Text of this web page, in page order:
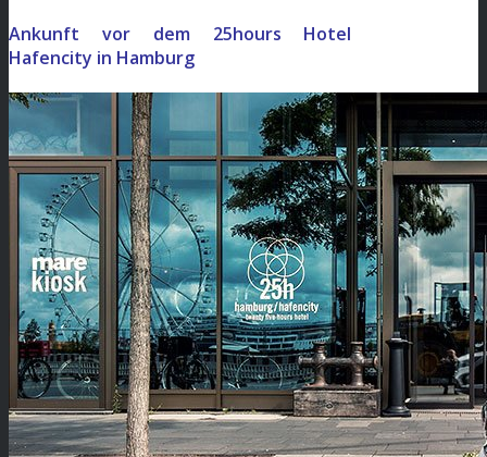
Ankunft vor dem 25hours Hotel
Hafencity in Hamburg